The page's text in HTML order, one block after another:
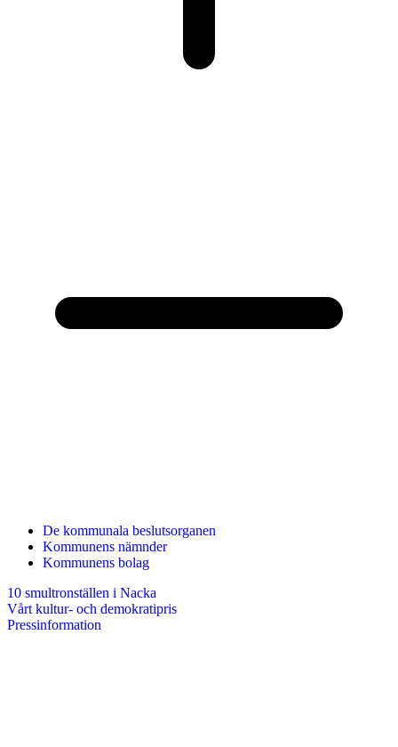
De kommunala beslutsorganen
Kommunens nämnder
Kommunens bolag
10 smultronställen i Nacka
Vårt kultur- och demokratipris
Pressinformation